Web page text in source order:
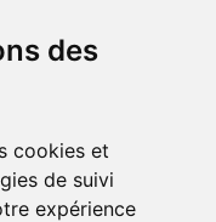
des
cookies et
de suivi
expérience